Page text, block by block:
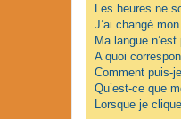
Les heures ne
J’ai changé
Ma langue
A quoi
Comment puis-
Qu’est-ce que
Lorsque je